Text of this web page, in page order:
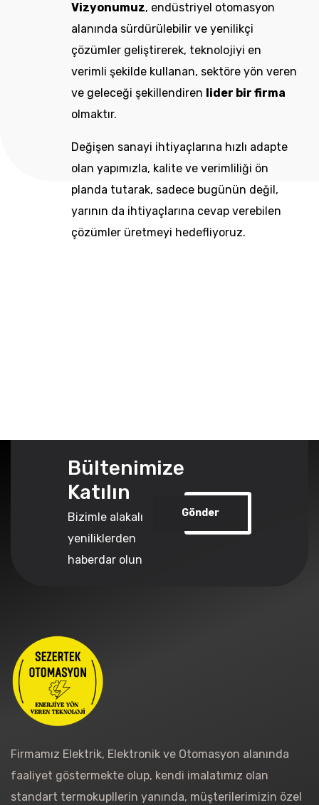
Vizyonumuz, endüstriyel otomasyon
alanında sürdürülebilir ve yenilikçi
çözümler geliştirerek, teknolojiyi en
verimli şekilde kullanan, sektöre yön veren
ve geleceği şekillendiren lider bir firma
olmaktır.
Değişen sanayi ihtiyaçlarına hızlı adapte
olan yapımızla, kalite ve verimliliği ön
planda tutarak, sadece bugünün değil,
yarının da ihtiyaçlarına cevap verebilen
çözümler üretmeyi hedefliyoruz.
Bültenimize
Katılın
Bizimle alakalı
yeniliklerden
haberdar olun
Gönder
Firmamız Elektrik, Elektronik ve Otomasyon alanında
faaliyet göstermekte olup, kendi imalatımız olan
standart termokupllerin yanında, müşterilerimizin özel